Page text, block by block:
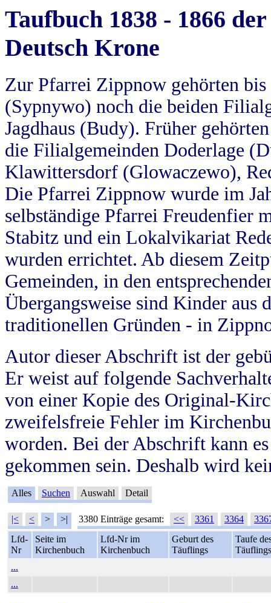
Taufbuch 1838 - 1866
Deutsch Krone
Zur Pfarrei Zippnow gehörten
(Sypnywo) noch die beiden
Jagdhaus (Budy). Früher
die Filialgemeinden Doderlage
Klawittersdorf (Glowaczewo),
Die Pfarrei Zippnow wurde im
selbständige Pfarrei Freudenfier
Stabitz und ein Lokalvikariat
wurden errichtet. Ab diesem
Gemeinden, in den
Übergangsweise sind Kinder aus
traditionellen Gründen - in
Autor dieser Abschrift ist der
Er weist auf folgende
von einer Kopie des Original-
zweifelsfreie Fehler im
worden. Bei der Abschrift kann
gekommen sein. Deshalb wird
Alles Suchen Auswahl Detail
|< < > >| 3380 Einträge gesamt: << 3361 3364
Lfd-
Nr
Seite im
Kirchenbuch
Lfd-Nr im
Kirchenbuch
Geburt des
Täuflings
Taufe
Täuflings
...
...